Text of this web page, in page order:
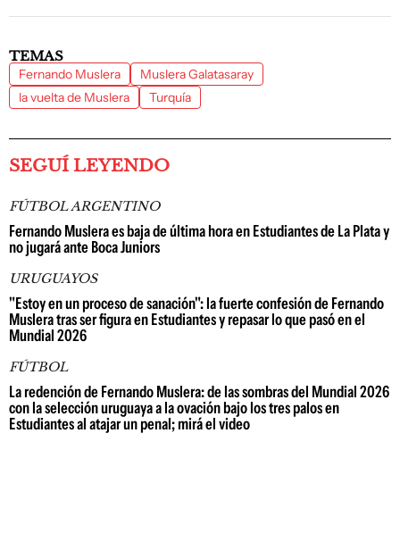
TEMAS
Fernando Muslera
Muslera Galatasaray
la vuelta de Muslera
Turquía
SEGUÍ LEYENDO
FÚTBOL ARGENTINO
Fernando Muslera es baja de última hora en Estudiantes de La Plata y
no jugará ante Boca Juniors
URUGUAYOS
"Estoy en un proceso de sanación": la fuerte confesión de Fernando
Muslera tras ser figura en Estudiantes y repasar lo que pasó en el
Mundial 2026
FÚTBOL
La redención de Fernando Muslera: de las sombras del Mundial 2026
con la selección uruguaya a la ovación bajo los tres palos en
Estudiantes al atajar un penal; mirá el video